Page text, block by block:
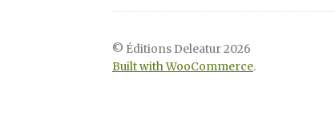
© Éditions Deleatur 2026
Built with WooCommerce.